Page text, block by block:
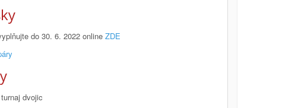
do 30. 6. 2022 onlineZDE
dvojic